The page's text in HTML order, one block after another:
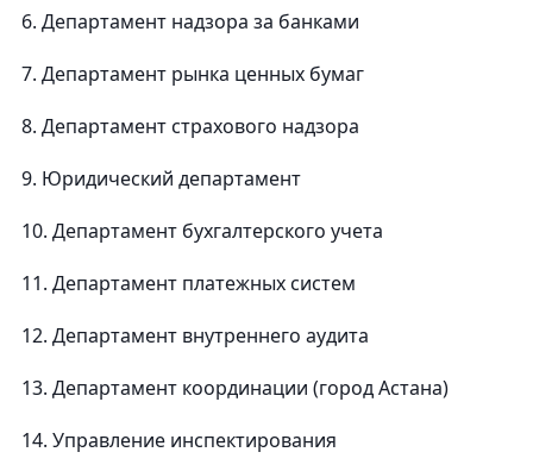
6. Департамент надзора за банками
7. Департамент рынка ценных бумаг
8. Департамент страхового надзора
9. Юридический департамент
10. Департамент бухгалтерского учета
11. Департамент платежных систем
12. Департамент внутреннего аудита
13. Департамент координации (город Астана)
14. Управление инспектирования